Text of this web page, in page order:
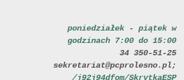
poniedziałek - piątek w
godzinach 7:00 do 15:00
34 350-51-25
sekretariat@pcprolesno.pl;
/j92j94dfom/SkrytkaESP